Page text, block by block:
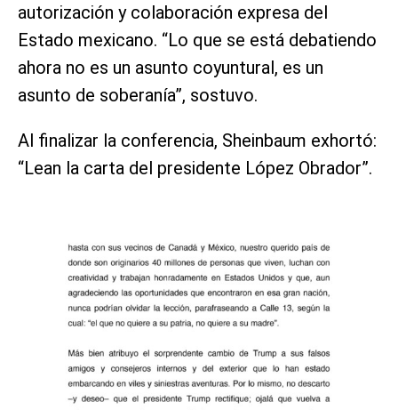
autorización y colaboración expresa del
Estado mexicano. “Lo que se está debatiendo
ahora no es un asunto coyuntural, es un
asunto de soberanía”, sostuvo.
Al finalizar la conferencia, Sheinbaum exhortó:
“Lean la carta del presidente López Obrador”.